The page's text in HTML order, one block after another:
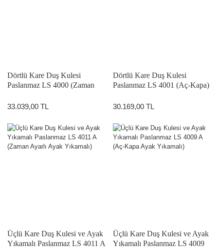
Dörtlü Kare Duş Kulesi
Paslanmaz LS 4000 (Zaman
33.039,00 TL
Dörtlü Kare Duş Kulesi
Paslanmaz LS 4001 (Aç-Kapa)
30.169,00 TL
Üçlü Kare Duş Kulesi ve Ayak
Yıkamalı Paslanmaz LS 4011 A
Üçlü Kare Duş Kulesi ve Ayak
Yıkamalı Paslanmaz LS 4009